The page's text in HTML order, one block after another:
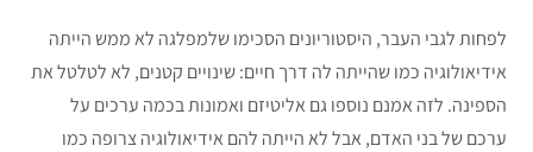
לפחות לגבי העבר, היסטוריונים הסכימו שלמפלגה לא ממש הייתה
אידיאולוגיה כמו שהייתה לה דרך חיים: שינויים קטנים, לא לטלטל את
הספינה. לזה אמנם נוספו גם אליטיזם ואמונות בכמה ערכים על
ערכם של בני האדם, אבל לא הייתה להם אידיאולוגיה צרופה כמו